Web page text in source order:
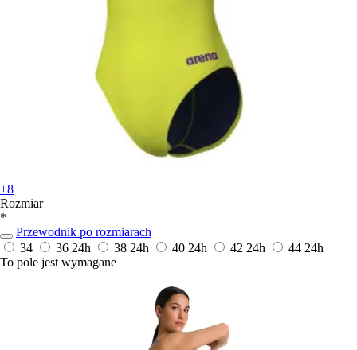
+8
Rozmiar
*
Przewodnik po rozmiarach
34
36 24h 38 24h 40 24h 42 24h 44 24h
To pole jest wymagane